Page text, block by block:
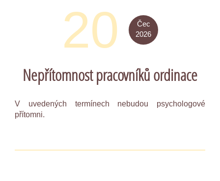
20
Čec
2026
Nepřítomnost pracovníků ordinace
V uvedených termínech nebudou psychologové
přítomni.